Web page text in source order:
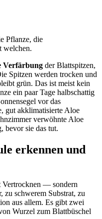
Pflanze, die
welchen.
Verfärbung der Blattspitzen,
Spitzen werden trocken und
grün. Das ist meist kein
ein paar Tage halbschattig
vor das
gut akklimatisierte Aloe
verwöhnte Aloe
bevor sie das tut.
erkennen und
Vertrocknen — sondern
zu schwerem Substrat, zu
aus allem. Es gibt zwei
Wurzel zum Blattbüschel